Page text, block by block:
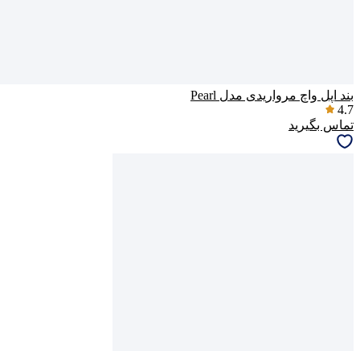
بند اپل واچ مرواریدی مدل Pearl
4.7
تماس بگیرید